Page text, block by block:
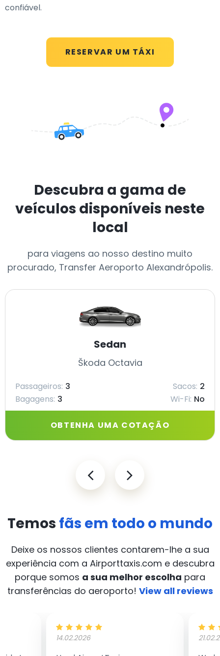
RESERVAR UM TÁXI
confiável.
Descubra a gama de
veículos disponíveis neste
local
para viagens ao nosso destino muito
procurado, Transfer Aeroporto Alexandrópolis.
Sedan
Škoda Octavia
Passageiros: 3 Sacos: 2
Bagagens: 3 Wi-Fi: No
OBTENHA UMA COTAÇÃO
Temos fãs em todo o mundo
Deixe os nossos clientes contarem-lhe a sua
experiência com a Airporttaxis.com e descubra
porque somos a sua melhor escolha para
transferências do aeroporto! View all reviews
14.02.2026